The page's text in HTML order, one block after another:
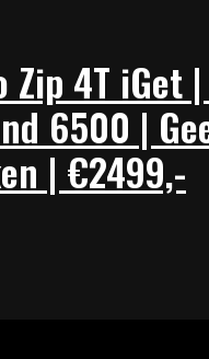
Zip 4T iGet
6500 |
| €2499,-